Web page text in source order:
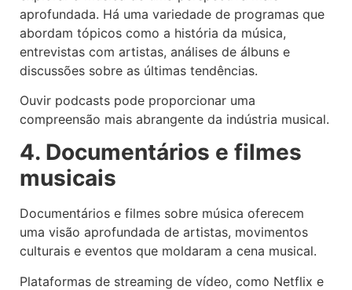
aprofundada. Há uma variedade de programas que
abordam tópicos como a história da música,
entrevistas com artistas, análises de álbuns e
discussões sobre as últimas tendências.
Ouvir podcasts pode proporcionar uma
compreensão mais abrangente da indústria musical.
4. Documentários e filmes
musicais
Documentários e filmes sobre música oferecem
uma visão aprofundada de artistas, movimentos
culturais e eventos que moldaram a cena musical.
Plataformas de streaming de vídeo, como Netflix e